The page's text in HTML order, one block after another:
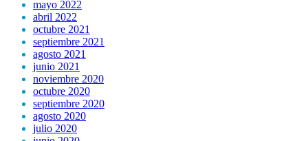
mayo 2022
abril 2022
octubre 2021
septiembre 2021
agosto 2021
junio 2021
noviembre 2020
octubre 2020
septiembre 2020
agosto 2020
julio 2020